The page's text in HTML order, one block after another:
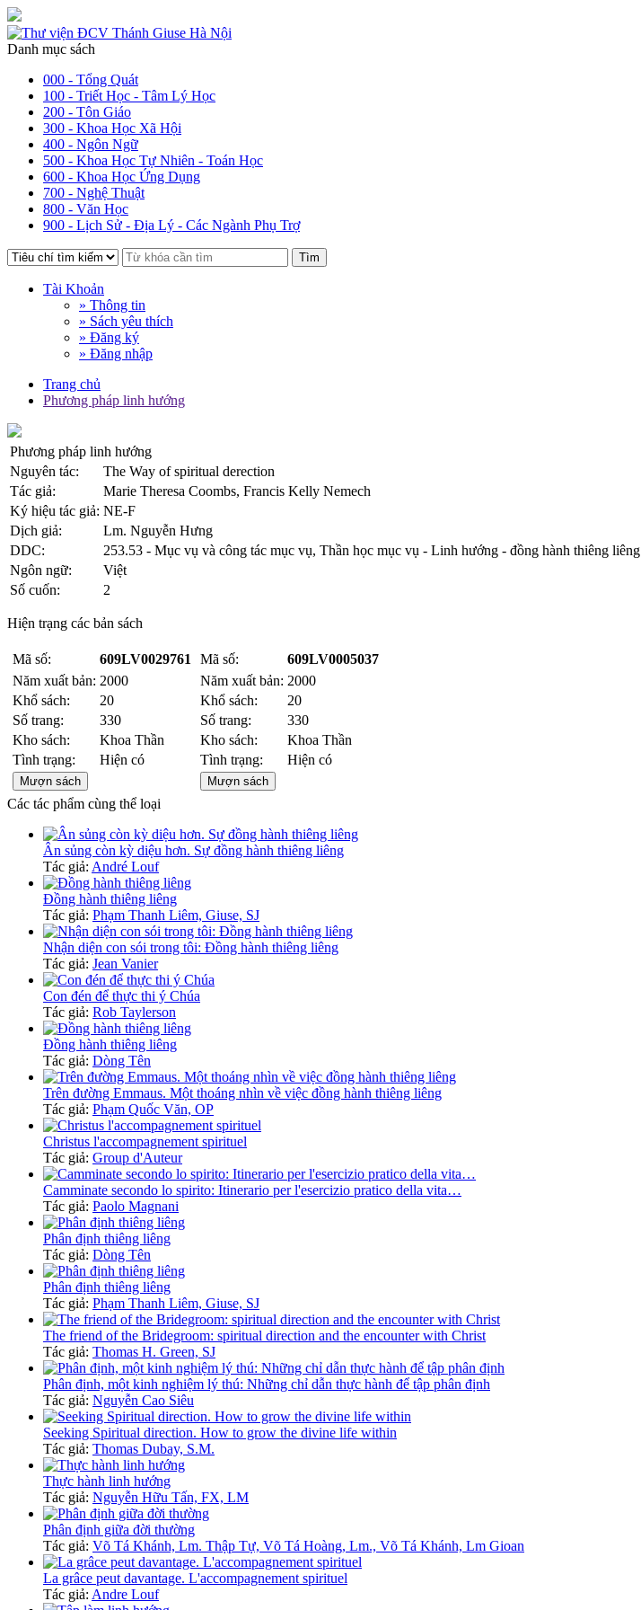
Danh mục sách
000 - Tổng Quát
100 - Triết Học - Tâm Lý Học
200 - Tôn Giáo
300 - Khoa Học Xã Hội
400 - Ngôn Ngữ
500 - Khoa Học Tự Nhiên - Toán Học
600 - Khoa Học Ứng Dụng
700 - Nghệ Thuật
800 - Văn Học
900 - Lịch Sử - Địa Lý - Các Ngành Phụ Trợ
Tìm
Tài Khoản
» Thông tin
» Sách yêu thích
» Đăng ký
» Đăng nhập
Trang chủ
Phương pháp linh hướng
Phương pháp linh hướng
Nguyên tác:
The Way of spiritual derection
Tác giả:
Marie Theresa Coombs, Francis Kelly Nemech
Ký hiệu tác giả: NE-F
Dịch giả:
Lm. Nguyễn Hưng
DDC:
253.53 - Mục vụ và công tác mục vụ, Thần học mục vụ - Linh hướng - đồng hành thiêng liêng
Ngôn ngữ:
Việt
Số cuốn:
2
Hiện trạng các bản sách
Mã số:
609LV0029761
Năm xuất bản: 2000
Khổ sách:
20
Số trang:
330
Kho sách:
Khoa Thần
Tình trạng:
Hiện có
Mượn sách
Mã số:
609LV0005037
Năm xuất bản: 2000
Khổ sách:
20
Số trang:
330
Kho sách:
Khoa Thần
Tình trạng:
Hiện có
Mượn sách
Các tác phẩm cùng thể loại
Ân sủng còn kỳ diệu hơn. Sự đồng hành thiêng liêng
Tác giả: André Louf
Đồng hành thiêng liêng
Tác giả: Phạm Thanh Liêm, Giuse, SJ
Nhận diện con sói trong tôi: Đồng hành thiêng liêng
Tác giả: Jean Vanier
Con đén để thực thi ý Chúa
Tác giả: Rob Taylerson
Đồng hành thiêng liêng
Tác giả: Dòng Tên
Trên đường Emmaus. Một thoáng nhìn về việc đồng hành thiêng liêng
Tác giả: Phạm Quốc Văn, OP
Christus l'accompagnement spirituel
Tác giả: Group d'Auteur
Camminate secondo lo spirito: Itinerario per l'esercizio pratico della vita…
Tác giả: Paolo Magnani
Phân định thiêng liêng
Tác giả: Dòng Tên
Phân định thiêng liêng
Tác giả: Phạm Thanh Liêm, Giuse, SJ
The friend of the Bridegroom: spiritual direction and the encounter with Christ
Tác giả: Thomas H. Green, SJ
Phân định, một kinh nghiệm lý thú: Những chỉ dẫn thực hành để tập phân định
Tác giả: Nguyễn Cao Siêu
Seeking Spiritual direction. How to grow the divine life within
Tác giả: Thomas Dubay, S.M.
Thực hành linh hướng
Tác giả: Nguyễn Hữu Tấn, FX, LM
Phân định giữa đời thường
Tác giả: Võ Tá Khánh, Lm. Thập Tự, Võ Tá Hoàng, Lm., Võ Tá Khánh, Lm Gioan
La grâce peut davantage. L'accompagnement spirituel
Tác giả: Andre Louf